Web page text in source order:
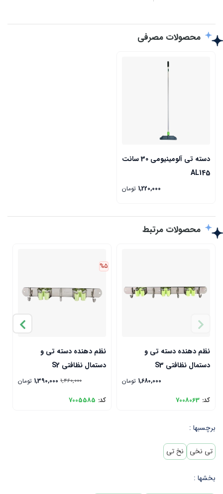
محصولات مصرفی
دسته تی آلومینیومی 30 سانت
AL145
1,220,000 تومان
محصولات مرتبط
نظم دهنده دسته تی و
دستمال نظافتی S3
1,680,000 تومان
کد: 7008063
نظم دهنده دسته تی و
دستمال نظافتی S2
%5
1,460,000
1,390,000 تومان
کد: 7005585
برچسبها :
تی نخی نخ تی
بخشها :